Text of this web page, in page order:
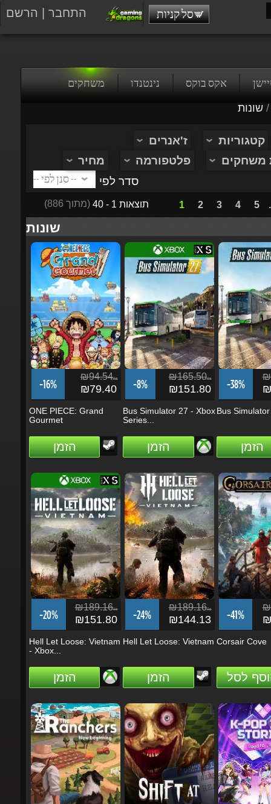
התחבר הרשם סל קניות
אקס בוקס נינטנדו משחקים
/שונות
קטגוריות
ז'אנרים
משחקים
פלטפורמה
מחיר
סדר לפי
תוצאות 1 - 40 (מתוך 886) 1 2 3
שונות
₪94.54
₪79.40
Gourmet
הזמן
₪165.50
₪151.80
Series...
הזמן הזמן
-20%
₪189.16ils
₪151.80
Hell Let Loose: Vietnam
- Xbox...
הזמן
-24%
₪189.16ils
₪144.13
Hell Let Loose: Vietnam
הזמן
-41%
Corsair Cove
לסל